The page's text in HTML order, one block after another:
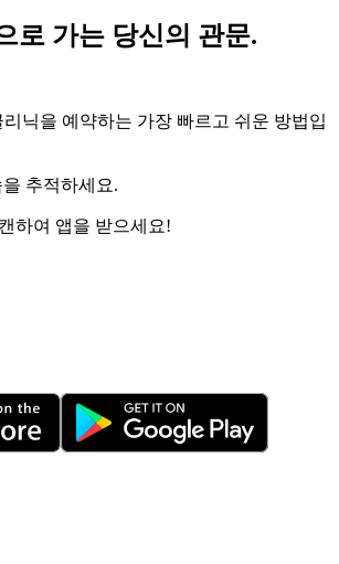
로 가는 당신의 관문.
리닉을 예약하는 가장 빠르고 쉬운 방법입
추적하세요.
하여 앱을 받으세요!